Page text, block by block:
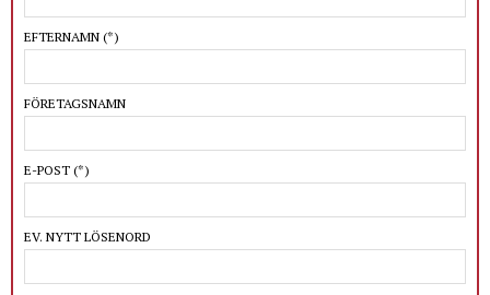
EFTERNAMN (*)
FÖRETAGSNAMN
E-POST (*)
EV. NYTT LÖSENORD